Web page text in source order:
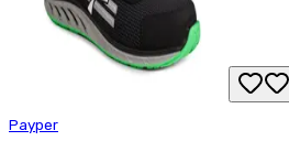
Payper